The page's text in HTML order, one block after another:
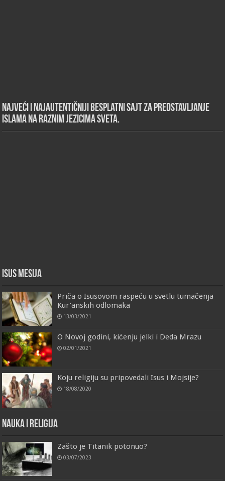
Najveći i najautentičniji besplatni sajt za predstavljanje
islama na raznim jezicima sveta.
Isus Mesija
Priča o Isusovom raspeću u svetlu tumačenja
Kur’anskih odlomaka
13/03/2021
O Novoj godini, kićenju jelki i Deda Mrazu
02/01/2021
Koju religiju su pripovedali Isus i Mojsije?
18/08/2020
Nauka i religija
Zašto je Titanik potonuo?
03/07/2023